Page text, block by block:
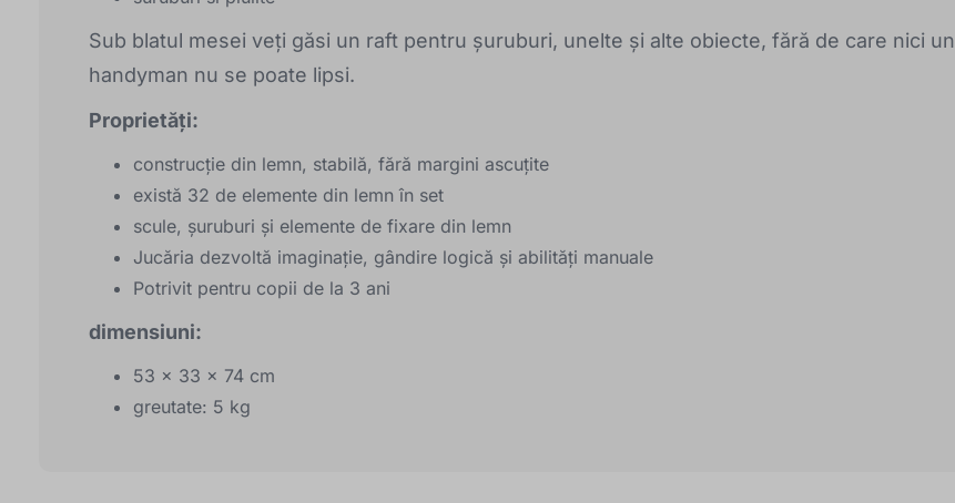
Sub blatul mesei veți găsi un raft pentru șuruburi, unelte și alte obiecte, fără de care nici un
handyman nu se poate lipsi.
Proprietăți:
construcție din lemn, stabilă, fără margini ascuțite
există 32 de elemente din lemn în set
scule, șuruburi și elemente de fixare din lemn
Jucăria dezvoltă imaginație, gândire logică și abilități manuale
Potrivit pentru copii de la 3 ani
dimensiuni:
53 x 33 x 74 cm
greutate: 5 kg